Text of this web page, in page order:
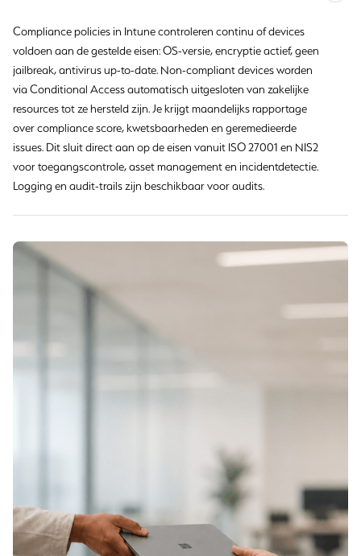
Compliance policies in Intune controleren continu of devices
voldoen aan de gestelde eisen: OS-versie, encryptie actief, geen
jailbreak, antivirus up-to-date. Non-compliant devices worden
via Conditional Access automatisch uitgesloten van zakelijke
resources tot ze hersteld zijn. Je krijgt maandelijks rapportage
over compliance score, kwetsbaarheden en geremedieerde
issues. Dit sluit direct aan op de eisen vanuit ISO 27001 en NIS2
voor toegangscontrole, asset management en incidentdetectie.
Logging en audit-trails zijn beschikbaar voor audits.